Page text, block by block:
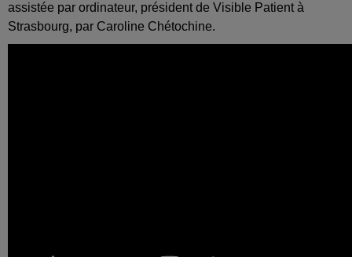
assistée par ordinateur, président de Visible Patient à
Strasbourg, par Caroline Chétochine.